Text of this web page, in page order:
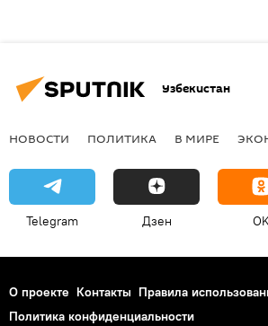
Узбекистан
НОВОСТИ ПОЛИТИКА В МИРЕ
Telegram Дзен
О проекте Контакты Правила
Политика конфиденциальности